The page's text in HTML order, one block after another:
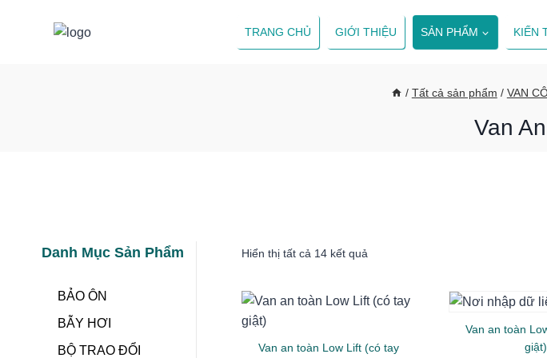
TRANG CHỦ GIỚI THIỆU SẢN PHẨM KIẾN
/ Tất cả sản phẩm / VAN
Van
Hiển thị tất cả 14 kết quả
Van an toàn Low Lift (có tay
Van an toàn
giật)
Danh Mục Sản Phẩm
BẢO ÔN
BẪY HƠI
BỘ TRAO ĐỔI